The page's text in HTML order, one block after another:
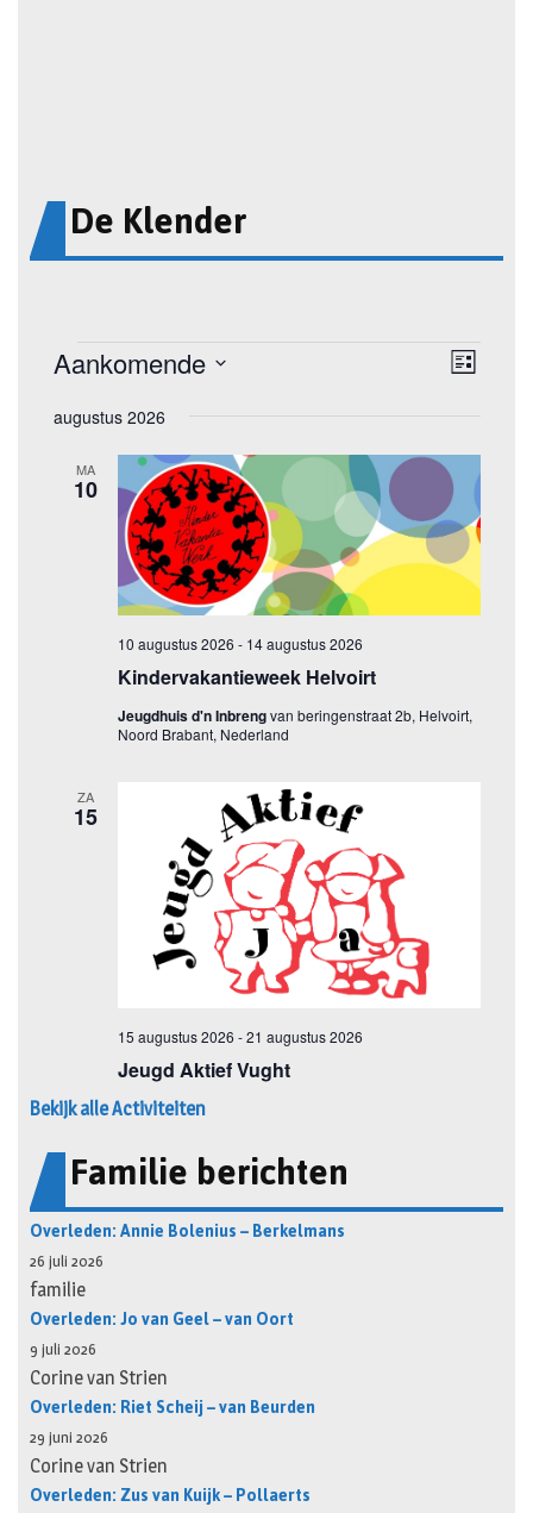
De Klender
Bekijk alle Activiteiten
Familie berichten
Overleden: Annie Bolenius – Berkelmans
26 juli 2026
familie
Overleden: Jo van Geel – van Oort
9 juli 2026
Corine van Strien
Overleden: Riet Scheij – van Beurden
29 juni 2026
Corine van Strien
Overleden: Zus van Kuijk – Pollaerts